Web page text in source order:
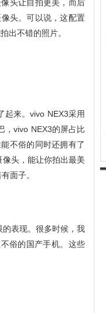
头让自拍更美，而后
头。可以说，这配置
出不错的照片。
起来。vivo NEX3采用
，vivo NEX3的屏占比
不俗的同时还拥有了
头，能让你拍出最美
面子。
表现。很多时候，我
俗的国产手机。这些